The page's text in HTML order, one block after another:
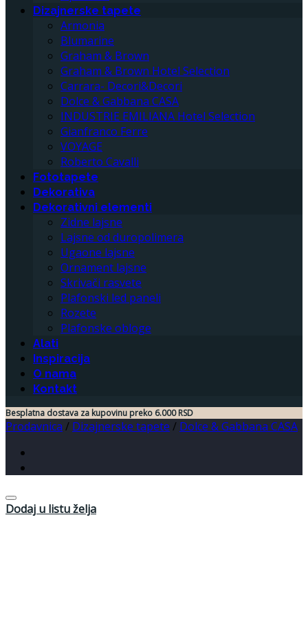
Dizajnerske tapete
Armonia
Blumarine
Graham & Brown
Graham & Brown Hotel Selection
Carrara- Decori&Decori
Dolce & Gabbana CASA
INDUSTRIE EMILIANA Hotel Selection
Gianfranco Ferre
VOYAGE
Roberto Cavalli
Fototapete
Dekorativa
Dekorativni elementi
Zidne lajsne
Lajsne od duropolimera
Ugaone lajsne
Ornament lajsne
Skrivači rasvete
Plafonski led paneli
Rozete
Plafonske obloge
Alati
Inspiracija
O nama
Kontakt
Besplatna dostava za kupovinu preko 6.000 RSD
Prodavnica / Dizajnerske tapete / Dolce & Gabbana CASA
Dodaj u listu želja